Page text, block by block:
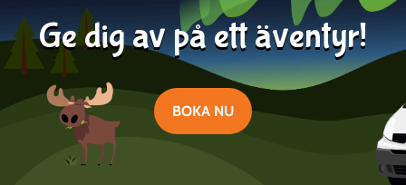
Ge dig av på ett äventyr!
BOKA NU